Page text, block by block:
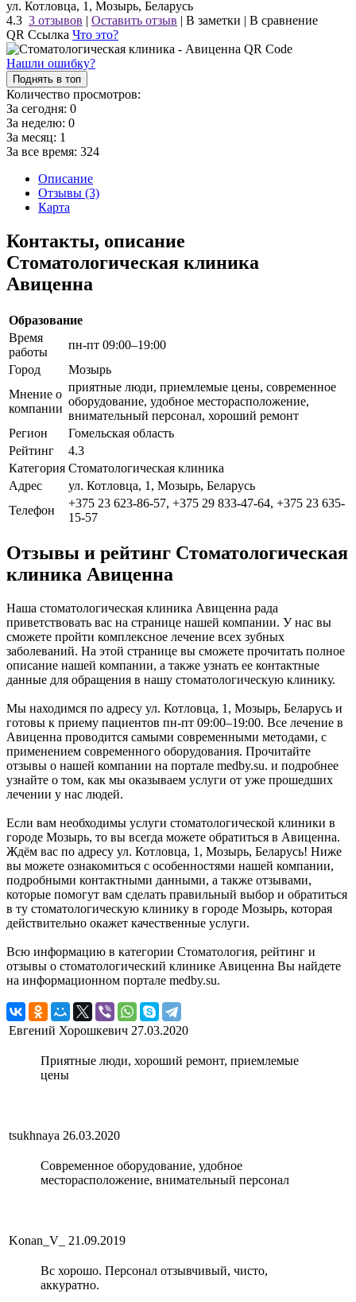
ул. Котловца, 1, Мозырь, Беларусь
4.3 3 отзывов | Оставить отзыв | В заметки | В сравнение
QR Ссылка Что это?
Нашли ошибку?
Поднять в топ
Количество просмотров:
За сегодня: 0
За неделю: 0
За месяц: 1
За все время: 324
Описание
Отзывы (3)
Карта
Контакты, описание
Стоматологическая клиника
Авиценна
Образование
Время
работы
пн-пт 09:00–19:00
Город
Мозырь
Мнение о
компании
приятные люди, приемлемые цены, современное
оборудование, удобное месторасположение,
внимательный персонал, хороший ремонт
Регион
Гомельская область
Рейтинг
4.3
Категория Стоматологическая клиника
Адрес
ул. Котловца, 1, Мозырь, Беларусь
Телефон
+375 23 623-86-57, +375 29 833-47-64, +375 23 635-
15-57
Отзывы и рейтинг Стоматологическая
клиника Авиценна
Наша стоматологическая клиника Авиценна рада
приветствовать вас на странице нашей компании. У нас вы
сможете пройти комплексное лечение всех зубных
заболеваний. На этой странице вы сможете прочитать полное
описание нашей компании, а также узнать ее контактные
данные для обращения в нашу стоматологическую клинику.
Мы находимся по адресу ул. Котловца, 1, Мозырь, Беларусь и
готовы к приему пациентов пн-пт 09:00–19:00. Все лечение в
Авиценна проводится самыми современными методами, с
применением современного оборудования. Прочитайте
отзывы о нашей компании на портале medby.su. и подробнее
узнайте о том, как мы оказываем услуги от уже прошедших
лечении у нас людей.
Если вам необходимы услуги стоматологической клиники в
городе Мозырь, то вы всегда можете обратиться в Авиценна.
Ждём вас по адресу ул. Котловца, 1, Мозырь, Беларусь! Ниже
вы можете ознакомиться с особенностями нашей компании,
подробными контактными данными, а также отзывами,
которые помогут вам сделать правильный выбор и обратиться
в ту стоматологическую клинику в городе Мозырь, которая
действительно окажет качественные услуги.
Всю информацию в категории Стоматология, рейтинг и
отзывы о стоматологический клинике Авиценна Вы найдете
на информационном портале medby.su.
Евгений Хорошкевич 27.03.2020
Приятные люди, хороший ремонт, приемлемые
цены
tsukhnaya 26.03.2020
Современное оборудование, удобное
месторасположение, внимательный персонал
Konan_V_ 21.09.2019
Вс хорошо. Персонал отзывчивый, чисто,
аккуратно.